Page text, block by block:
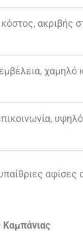
ακριβής
χαμηλό
υψηλό
Καμπάνιας